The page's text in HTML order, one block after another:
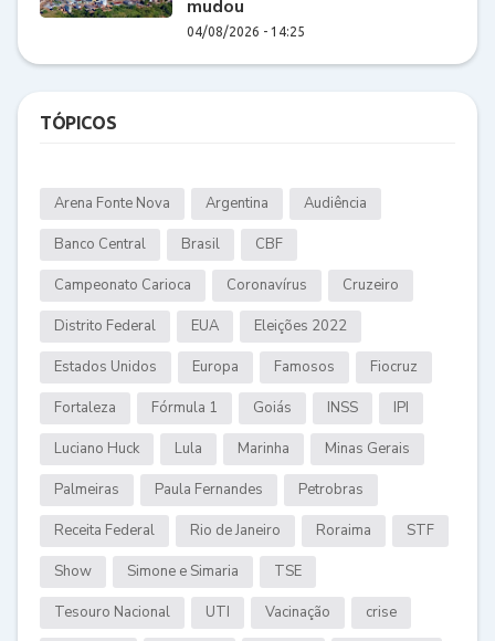
mudou
04/08/2026 - 14:25
TÓPICOS
Arena Fonte Nova Argentina Audiência
Banco Central Brasil CBF
Campeonato Carioca Coronavírus Cruzeiro
Distrito Federal EUA Eleições 2022
Estados Unidos Europa Famosos Fiocruz
Fortaleza Fórmula 1 Goiás INSS IPI
Luciano Huck Lula Marinha Minas Gerais
Palmeiras Paula Fernandes Petrobras
Receita Federal Rio de Janeiro Roraima STF
Show Simone e Simaria TSE
Tesouro Nacional UTI Vacinação crise